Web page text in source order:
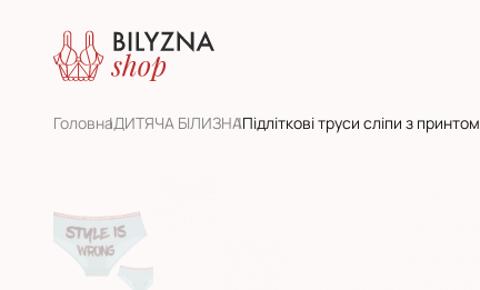
ГоловнаДИТЯЧА БІЛИЗНАПідліткові труси сліпи з принтом